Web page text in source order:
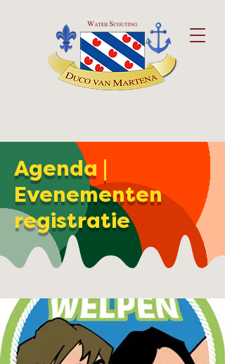
Agenda |
Evenementen
registratie